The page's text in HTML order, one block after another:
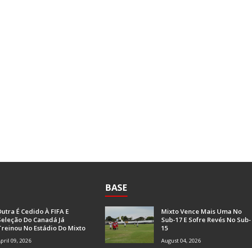
É Cedido À FIFA E
Do Canadá Já
No Estádio Do Mixto
09, 2026
BASE
Mixto Vence Mais Uma No
Sub-17 E Sofre Revés No Sub-
15
August 04, 2026